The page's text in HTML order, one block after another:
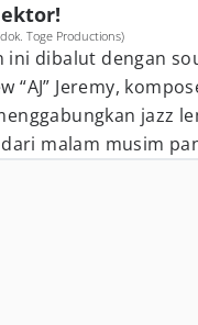
Toge Productions)
ini dibalut dengan
“AJ” Jeremy,
jazz
malam musim